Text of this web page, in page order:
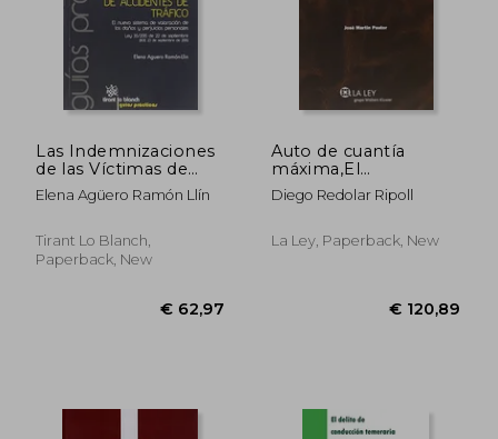
€ 61,32
Las Indemnizaciones
de las Víctimas de
Accidentes de Tráfico
Elena Agüero Ramón Llín
Tirant Lo Blanch,
Paperback, New
Auto de cuantía
máxima,El
(Monografías Proceso
Civil Práctico)
Diego Redolar Ripoll
La Ley, Paperback, New